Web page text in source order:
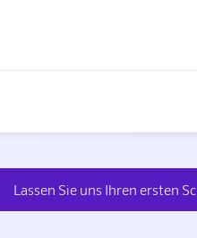
Lassen Sie uns Ihren ersten